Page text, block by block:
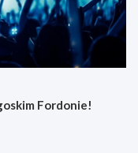
Fordonie!